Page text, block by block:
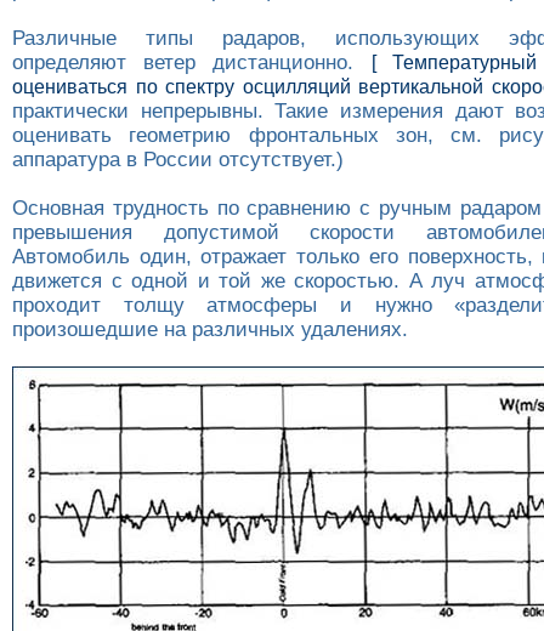
Различные типы радаров, использующих
определяют ветер дистанционно.
[
оцениваться по спектру осцилляций вертикальной
практически непрерывны. Такие измерения дают
оценивать геометрию фронтальных зон, см.
аппаратура в России отсутствует.)
Основная трудность по сравнению с ручным
превышения допустимой скорости
Автомобиль один, отражает только его поверхность,
движется с одной и той же скоростью. А луч
проходит толщу атмосферы и нужно
произошедшие на различных удалениях.